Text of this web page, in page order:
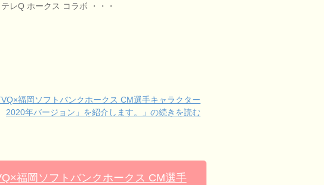
レQ ホークス コラボ ・・・
福岡ソフトバンクホークス CM選手キャラクター
2020年バージョン」を紹介します。」の続きを読む
福岡ソフトバンクホークス CM選手